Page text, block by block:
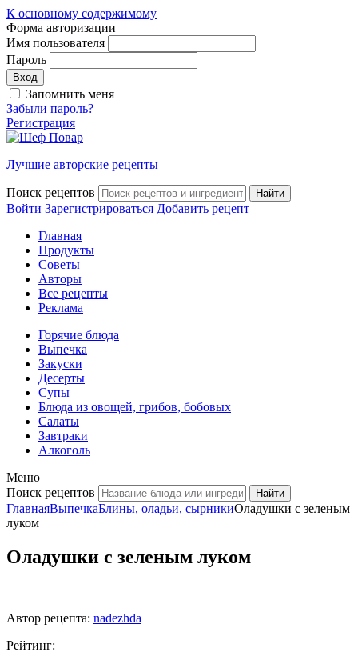
К основному содержимому
Форма авторизации
Имя пользователя
Пароль
Запомнить меня
Забыли пароль?
Регистрация
Лучшие авторские рецепты
Поиск рецептов
Войти Зарегистрироваться Добавить рецепт
Главная
Продукты
Советы
Авторы
Все рецепты
Реклама
Горячие блюда
Выпечка
Закуски
Десерты
Супы
Блюда из овощей, грибов, бобовых
Салаты
Завтраки
Алкоголь
Меню
Поиск рецептов
ГлавнаяВыпечкаБлины, оладьи, сырникиОладушки с зеленым
луком
Оладушки с зеленым луком
Автор рецепта: nadezhda
Рейтинг: